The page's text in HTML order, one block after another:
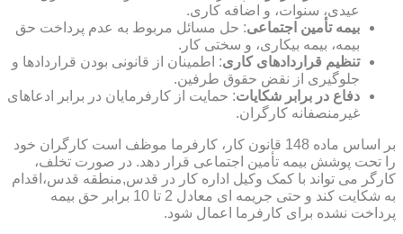
عیدی، سنوات، و اضافه کاری.
بیمه تأمین اجتماعی: حل مسائل مربوط به عدم پرداخت حق
بیمه، بیمه بیکاری، و سختی کار.
تنظیم قراردادهای کاری: اطمینان از قانونی بودن قراردادها و
جلوگیری از نقض حقوق طرفین.
دفاع در برابر شکایات: حمایت از کارفرمایان در برابر ادعاهای
غیرمنصفانه کارگران.
بر اساس ماده 148 قانون کار، کارفرما موظف است کارگران خود
را تحت پوشش بیمه تأمین اجتماعی قرار دهد. در صورت تخلف،
کارگر می تواند با کمک وکیل اداره کار در قدس,منطقه قدس،اقدام
به شکایت کند و حتی جریمه ای معادل 2 تا 10 برابر حق بیمه
پرداخت نشده برای کارفرما اعمال شود.